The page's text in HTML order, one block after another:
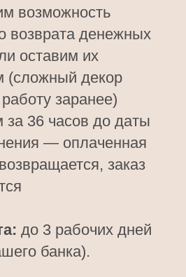
возможность
возврата денежных
оставим их
(сложный декор
заранее)
за 36 часов до даты
— оплаченная
заказ
до 3 рабочих дней
банка).